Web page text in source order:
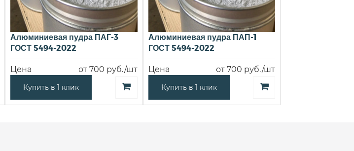
Алюминиевая пудра ПАГ-3
ГОСТ 5494-2022
Цена от 700 руб./шт
Купить в 1 клик
Алюминиевая пудра ПАП-1
ГОСТ 5494-2022
Цена от 700 руб./шт
Купить в 1 клик